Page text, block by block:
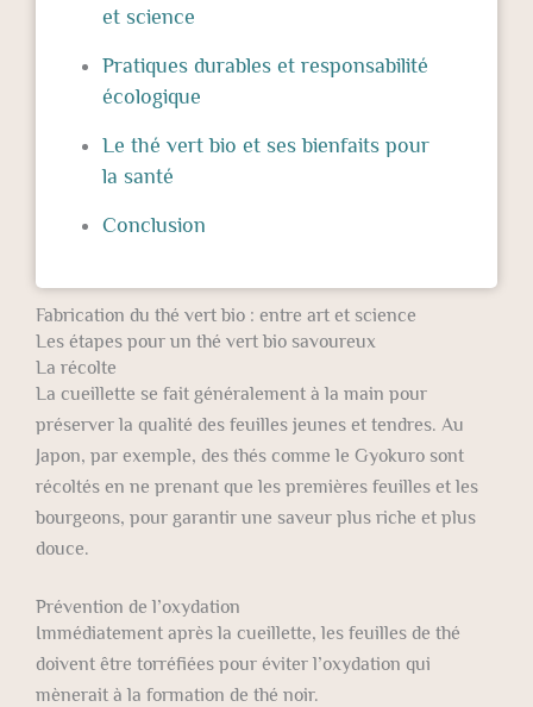
et science
Pratiques durables et responsabilité
écologique
Le thé vert bio et ses bienfaits pour
la santé
Conclusion
Fabrication du thé vert bio : entre art et science
Les étapes pour un thé vert bio savoureux
La récolte
La cueillette se fait généralement à la main pour
préserver la qualité des feuilles jeunes et tendres. Au
Japon, par exemple, des thés comme le Gyokuro sont
récoltés en ne prenant que les premières feuilles et les
bourgeons, pour garantir une saveur plus riche et plus
douce.
Prévention de l’oxydation
Immédiatement après la cueillette, les feuilles de thé
doivent être torréfiées pour éviter l’oxydation qui
mènerait à la formation de thé noir.